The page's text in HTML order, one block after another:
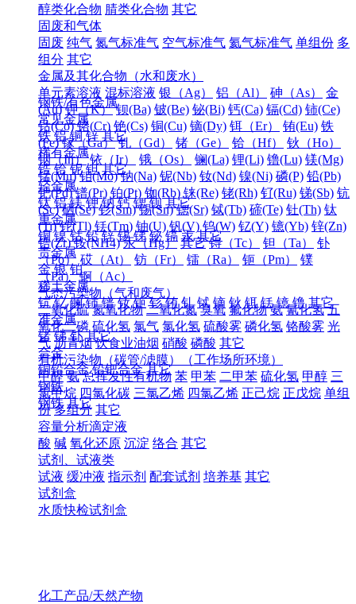
醇类化合物 腈类化合物 其它
固废和气体
固废 纯气 氮气标准气 空气标准气 氦气标准气 单组份 多
组分 其它
金属及其化合物（水和废水）
单元素溶液 混标溶液 银（Ag） 铝（Al） 砷（As）
金
(Au) 钾（K） 钡(Ba) 铍(Be) 铋(Bi) 钙(Ca) 镉(Cd) 铈(Ce)
钴(Co) 铬(Cr) 铯(Cs) 铜(Cu) 镝(Dy) 铒（Er） 铕(Eu) 铁
(Fe) 镓（Ga） 钆（Gd） 锗（Ge） 铪（Hf）
钬（Ho）
铟（In） 铱（Ir） 锇（Os） 镧(La) 锂(Li) 镥(Lu) 镁(Mg)
锰(Mn) 钼(Mo) 钠(Na) 铌(Nb) 钕(Nd) 镍(Ni) 磷(P) 铅(Pb)
钯(Pd) 镨(Pr) 铂(Pt) 铷(Rb) 铼(Re) 铑(Rh) 钌(Ru) 锑(Sb) 钪
(Sc) 硒(Se) 钐(Sm) 锡(Sn) 锶(Sr) 铽(Tb) 碲(Te) 钍(Th) 钛
(Ti) 铊(Tl) 铥(Tm) 铀(U) 钒(V) 钨(W) 钇(Y) 镱(Yb) 锌(Zn)
锆(Zr) 铵(NH4) 汞（Hg） 其它 锝（Tc） 钽（Ta）
钋
（Po） 砹（At） 钫（Fr） 镭（Ra） 钷（Pm）
镤
（Pa） 锕（Ac）
气态污染物（气和废气）
二氧化硫 氮氧化物 二氧化氮 臭氧 氟化物 氨 氰化氢 五
氧化二磷 硫化氢 氯气 氯化氢 硫酸雾 磷化氢 铬酸雾 光
气 沥青烟 饮食业油烟 硝酸 磷酸 其它
有机污染物（碳管/滤膜）（工作场所环境）
甲醛 氨 总挥发性有机物 苯 甲苯 二甲苯 硫化氢 甲醇 三
氯甲烷 四氯化碳 三氯乙烯 四氯乙烯 正己烷 正戊烷 单组
份 多组分 其它
容量分析滴定液
酸 碱 氧化还原 沉淀 络合 其它
试剂、试液类
试液 缓冲液 指示剂 配套试剂 培养基 其它
试剂盒
水质快检试剂盒
钢铁/有色金属
常见金属
铁 铝 铜 锌 其它
稀有金属
锆 铪 铌 钽 其它
轻金属
钛 铝 镁 钾 钠 钙 锶 钡 其它
重金属
铜 镍 钴 铅 锌 锡 锑 铋 镉 汞 其它
贵金属
金 银 铂
稀土金属
钪 钇 镧 铈 镨 钕 钷 钐 铕 钆 铽 镝 钬 铒 铥 镱 镥 其它
准金属
锗 锑 钋 其它
合金
铜铅合金 铅钯合金 其它
钢铁
钢铁 其它
化工产品/天然产物